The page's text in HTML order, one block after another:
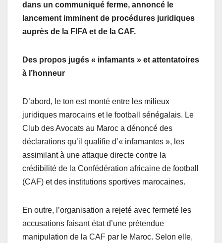
dans un communiqué ferme, annoncé le
lancement imminent de procédures juridiques
auprès de la FIFA et de la CAF.
Des propos jugés « infamants » et attentatoires
à l’honneur
D’abord, le ton est monté entre les milieux
juridiques marocains et le football sénégalais. Le
Club des Avocats au Maroc a dénoncé des
déclarations qu’il qualifie d’« infamantes », les
assimilant à une attaque directe contre la
crédibilité de la Confédération africaine de football
(CAF) et des institutions sportives marocaines.
En outre, l’organisation a rejeté avec fermeté les
accusations faisant état d’une prétendue
manipulation de la CAF par le Maroc. Selon elle,